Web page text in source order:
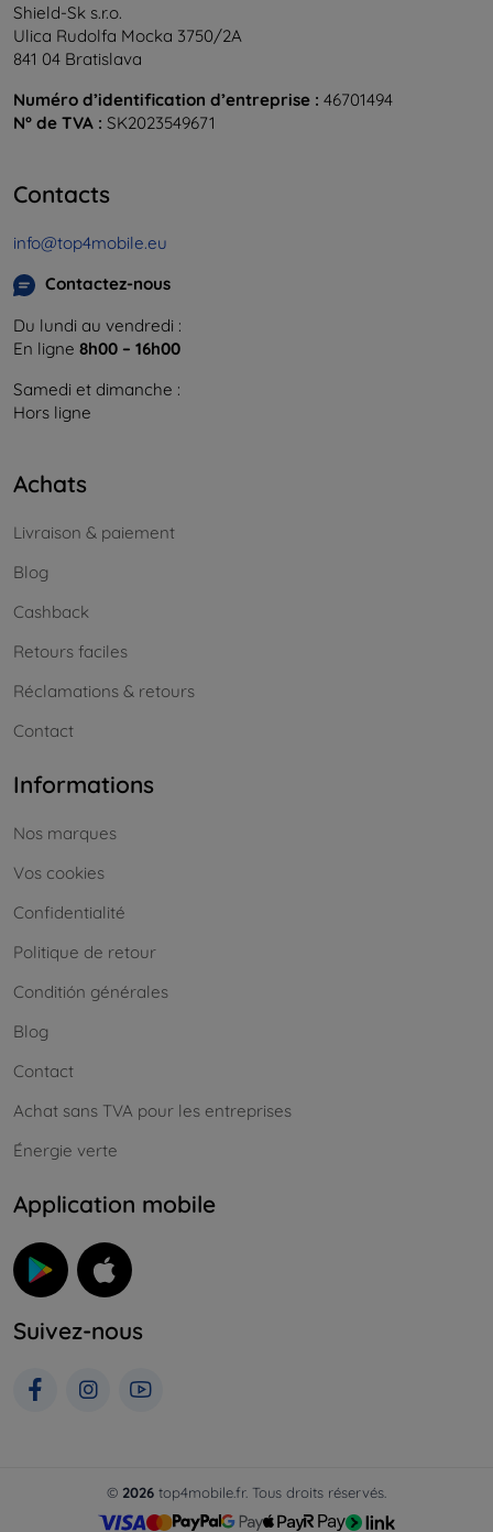
Shield-Sk s.r.o.
Ulica Rudolfa Mocka 3750/2A
841 04 Bratislava
Numéro d’identification d’entreprise : 46701494
N° de TVA : SK2023549671
Contacts
info@top4mobile.eu
Contactez-nous
Du lundi au vendredi :
En ligne 8h00 – 16h00
Samedi et dimanche :
Hors ligne
Achats
Livraison & paiement
Blog
Cashback
Retours faciles
Réclamations & retours
Contact
Informations
Nos marques
Vos cookies
Confidentialité
Politique de retour
Conditión générales
Blog
Contact
Achat sans TVA pour les entreprises
Énergie verte
Application mobile
Suivez-nous
© 2026 top4mobile.fr. Tous droits réservés.